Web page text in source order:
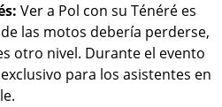
Ver a Pol con su Ténéré es
las motos debería perderse,
otro nivel. Durante el evento
para los asistentes en